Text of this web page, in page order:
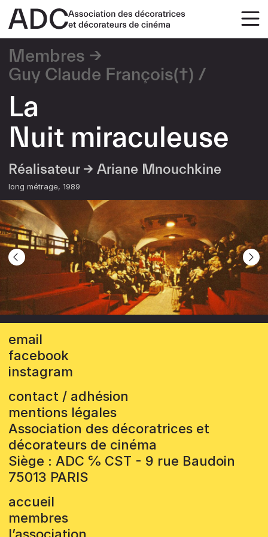
Membres
Guy Claude François(†)
La
Nuit miraculeuse
Réalisateur → Ariane Mnouchkine
long métrage 1989
email
facebook
instagram
contact / adhésion
mentions légales
Association des décoratrices et
décorateurs de cinéma
Siège : ADC ℅ CST - 9 rue Baudoin
75013 PARIS
accueil
membres